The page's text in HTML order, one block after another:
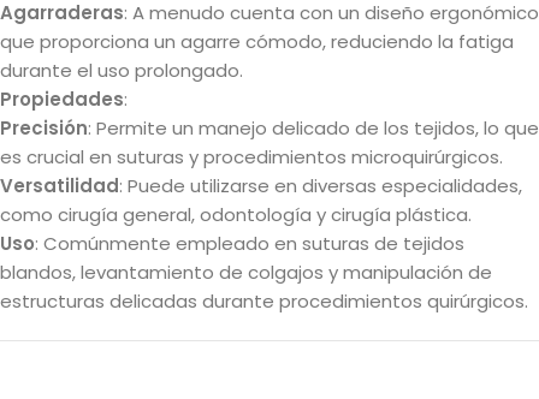
Agarraderas: A menudo cuenta con un diseño ergonómico
que proporciona un agarre cómodo, reduciendo la fatiga
durante el uso prolongado.
Propiedades:
Precisión: Permite un manejo delicado de los tejidos, lo que
es crucial en suturas y procedimientos microquirúrgicos.
Versatilidad: Puede utilizarse en diversas especialidades,
como cirugía general, odontología y cirugía plástica.
Uso: Comúnmente empleado en suturas de tejidos
blandos, levantamiento de colgajos y manipulación de
estructuras delicadas durante procedimientos quirúrgicos.